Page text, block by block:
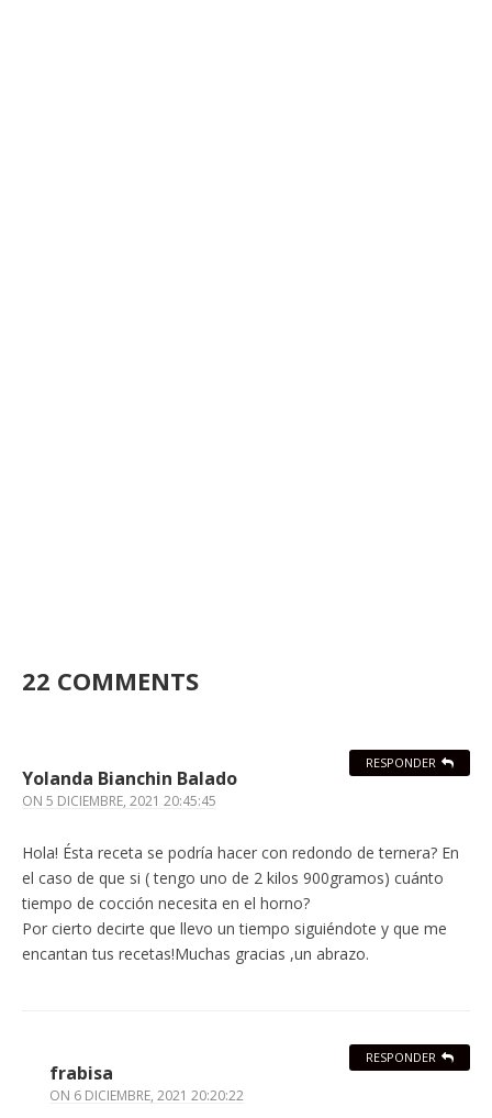
22 COMMENTS
Yolanda Bianchin Balado
ON 5 DICIEMBRE, 2021 20:45:45
Hola! Ésta receta se podría hacer con redondo de ternera? En
el caso de que si ( tengo uno de 2 kilos 900gramos) cuánto
tiempo de cocción necesita en el horno?
Por cierto decirte que llevo un tiempo siguiéndote y que me
encantan tus recetas!Muchas gracias ,un abrazo.
RESPONDER
frabisa
ON 6 DICIEMBRE, 2021 20:20:22
RESPONDER